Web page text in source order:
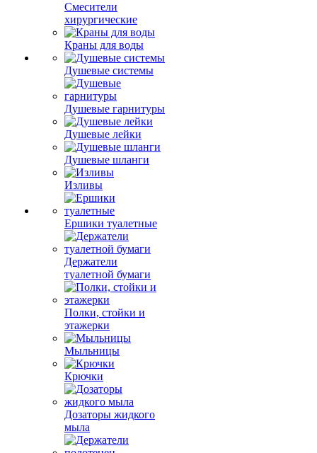
Смесители
хирургические
Краны для воды
Душевые системы
Душевые гарнитуры
Душевые лейки
Душевые шланги
Изливы
Ершики туалетные
Держатели
туалетной бумаги
Полки, стойки и
этажерки
Мыльницы
Крючки
Дозаторы жидкого
мыла